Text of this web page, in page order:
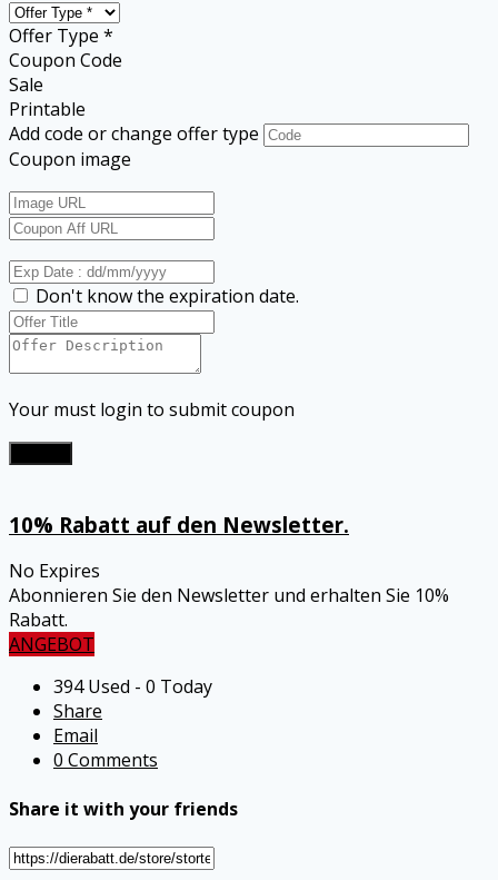
Offer Type *
Coupon Code
Sale
Printable
Add code or change offer type
Coupon image
Don't know the expiration date.
Your must login to submit coupon
10% Rabatt auf den Newsletter.
No Expires
Abonnieren Sie den Newsletter und erhalten Sie 10%
Rabatt.
ANGEBOT
394 Used - 0 Today
Share
Email
0 Comments
Share it with your friends